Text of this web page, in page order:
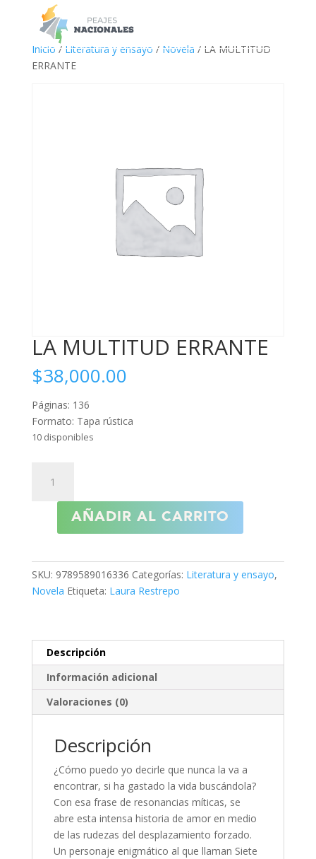
Inicio / Literatura y ensayo / Novela / LA MULTITUD
ERRANTE
LA MULTITUD ERRANTE
$38,000.00
Páginas: 136
Formato: Tapa rústica
10 disponibles
MULTITUD
ERRANTE
AÑADIR AL CARRITO
SKU: 9789589016336 Categorías: Literatura y ensayo,
Novela Etiqueta: Laura Restrepo
Descripción
Información adicional
Valoraciones (0)
Descripción
¿Cómo puedo yo decirle que nunca la va a
encontrar, si ha gastado la vida buscándola?
Con esa frase de resonancias míticas, se
abre esta intensa historia de amor en medio
de las rudezas del desplazamiento forzado.
Un personaje enigmático al que llaman Siete